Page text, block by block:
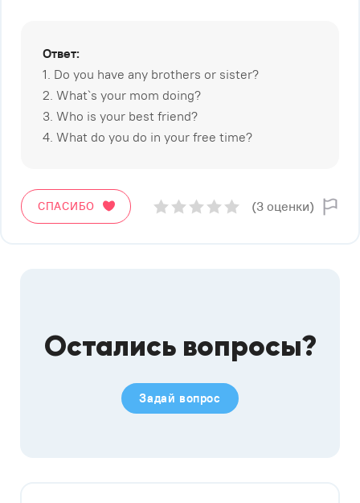
Ответ:
1. Do you have any brothers or sister?
2. What`s your mom doing?
3. Who is your best friend?
4. What do you do in your free time?
СПАСИБО (3 оценки)
Остались вопросы?
Задай вопрос